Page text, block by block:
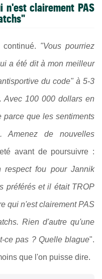
clairement PAS
"Vous pourriez
a été dit à mon meilleur
du code" à 5-3
Avec 100 000 dollars en
que les sentiments
Amenez de nouvelles
avant de poursuivre :
respect fou pour Jannik
préférés et il était TROP
qui n'est clairement PAS
Rien d'autre qu'une
ce pas ? Quelle blague".
que l'on puisse dire.